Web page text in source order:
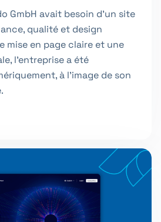
GmbH avait besoin d'un site
qualité et design
mise en page claire et une
l'entreprise a été
à l'image de son